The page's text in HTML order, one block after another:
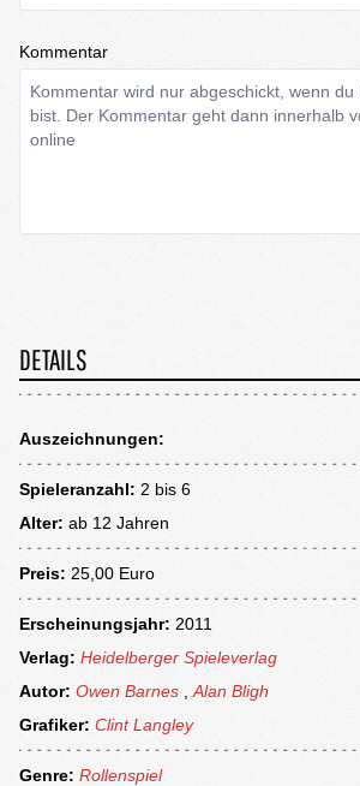
Kommentar
DETAILS
Auszeichnungen:
Spieleranzahl: 2 bis 6
Alter: ab 12 Jahren
Preis: 25,00 Euro
Erscheinungsjahr: 2011
Verlag: Heidelberger Spieleverlag
Autor: Owen Barnes
Alan Bligh
Grafiker: Clint Langley
Genre: Rollenspiel